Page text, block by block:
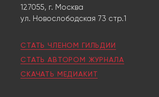
127055, г. Москва
ул. Новослободская 73 стр.1
СТАТЬ ЧЛЕНОМ ГИЛЬДИИ
СТАТЬ АВТОРОМ ЖУРНАЛА
СКАЧАТЬ МЕДИАКИТ